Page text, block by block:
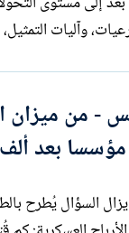
وآليات
- من ميزان
مؤسسا بعد
السؤال يُطرح